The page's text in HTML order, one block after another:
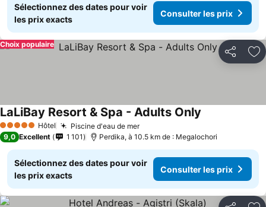
Sélectionnez des dates pour voir
les prix exacts
Consulter les prix
Partager
Choix populaire
5 Étoiles Hôtel Piscine d'eau de mer
LaLiBay Resort & Spa - Adults Only
9,0 Excellent 1 101 Perdika, à 10.5 km de : Megalochori
Sélectionnez des dates pour voir
les prix exacts
Consulter les prix